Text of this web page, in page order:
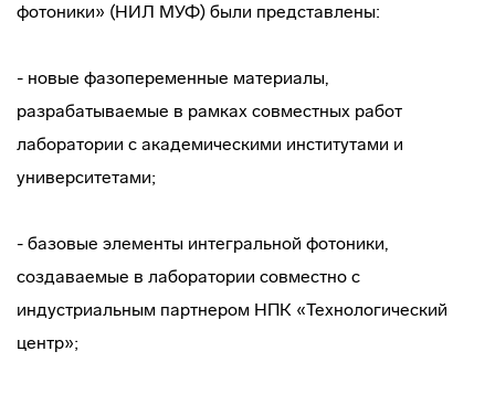
фотоники» (НИЛ МУФ) были представлены:
- новые фазопеременные материалы,
разрабатываемые в рамках совместных работ
лаборатории с академическими институтами и
университетами;
- базовые элементы интегральной фотоники,
создаваемые в лаборатории совместно с
индустриальным партнером НПК «Технологический
центр»;